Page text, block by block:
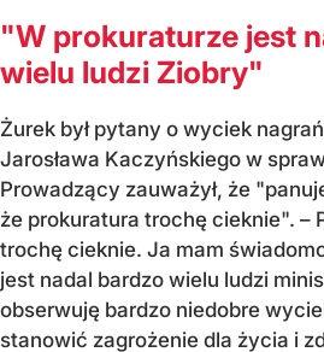
"W prokuraturze jest
wielu ludzi Ziobry"
Żurek był pytany o wyciek
Jarosława Kaczyńskiego w
Prowadzący zauważył, że
że prokuratura trochę cieknie". –
trochę cieknie. Ja mam
jest nadal bardzo wielu ludzi
obserwuję bardzo niedobre
stanowić zagrożenie dla życia i